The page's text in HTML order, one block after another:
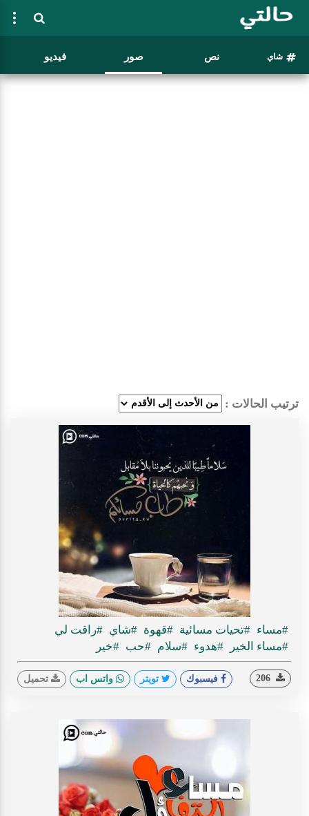
شاي نص صور فيديو
ترتيب الحالات :
#مساء #تحيات مسائية #قهوة #شاي #راقت لي
#مساء الخير
#هدوء #سلام #حب #خير
فيسبوك تويتر واتس اب تحميل